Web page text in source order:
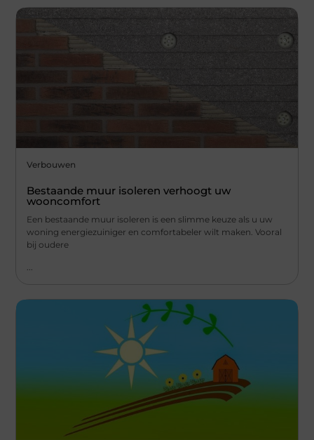
Verbouwen
Bestaande muur isoleren verhoogt uw
wooncomfort
Een bestaande muur isoleren is een slimme keuze als u uw
woning energiezuiniger en comfortabeler wilt maken. Vooral
bij oudere
...